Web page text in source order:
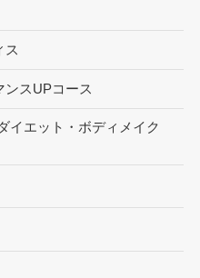
ス
ンスUPコース
イエット・ボディメイク